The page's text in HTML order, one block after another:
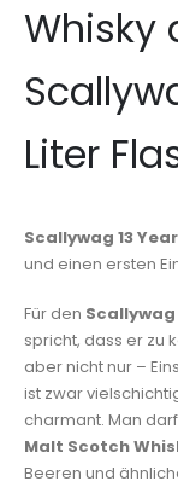
Whisky
Liter
Scallywag 13
und einen ersten
Für den Scallywag
spricht, dass er zu
aber nicht nur –
ist zwar
charmant. Man
Malt Scotch
Beeren und